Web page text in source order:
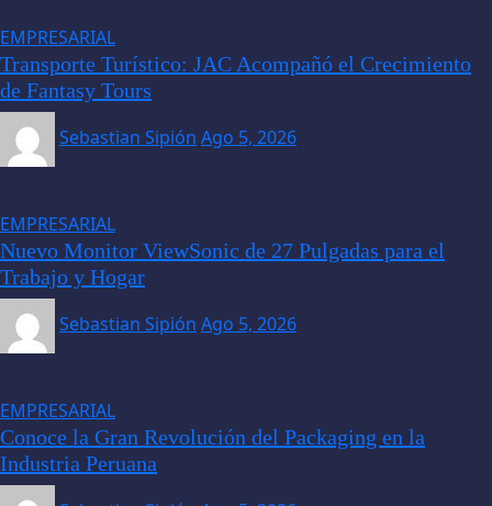
EMPRESARIAL
Transporte Turístico: JAC Acompañó el Crecimiento
de Fantasy Tours
Sebastian Sipión Ago 5, 2026
EMPRESARIAL
Nuevo Monitor ViewSonic de 27 Pulgadas para el
Trabajo y Hogar
Sebastian Sipión Ago 5, 2026
EMPRESARIAL
Conoce la Gran Revolución del Packaging en la
Industria Peruana